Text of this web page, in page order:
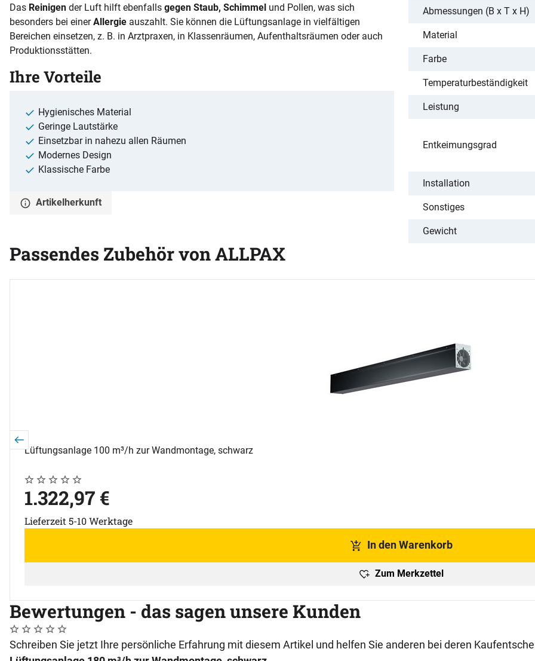
Das Reinigen der Luft hilft ebenfalls gegen Staub, Schimmel und Pollen, was sich
besonders bei einerAllergie auszahlt. Sie können die Lüftungsanlage in vielfältigen
Bereichen einsetzen, z. B. in Arztpraxen, in Klassenräumen, Aufenthaltsräumen oder auch
Produktionsstätten.
Ihre Vorteile
Hygienisches Material
Geringe Lautstärke
Einsetzbar in nahezu allen Räumen
Modernes Design
Klassische Farbe
Artikelherkunft
Abmessungen (B x T x H)
Material
Farbe
Temperaturbeständigkeit
Leistung
Entkeimungsgrad
Installation
Sonstiges
Gewicht
Passendes Zubehör von ALLPAX
Lüftungsanlage 100 m³/h zur Wandmontage, schwarz
Noch keine Bewertungen abgegeben
0 Bewertungen
1.322,97 €
Lieferzeit 5-10 Werktage
In den Warenkorb
Zum Merkzettel
Bewertungen - das sagen unsere Kunden
Noch keine Bewertungen abgegeben
0 Bewertungen
Schreiben Sie jetzt Ihre persönliche Erfahrung mit diesem Artikel und helfen Sie anderen bei deren